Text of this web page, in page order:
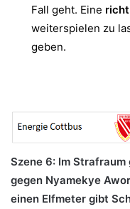
Fall geht. Eine
weiterspielen zu
geben.
Szene 6: Im
gegen Nyamekye
einen Elfmeter gibt